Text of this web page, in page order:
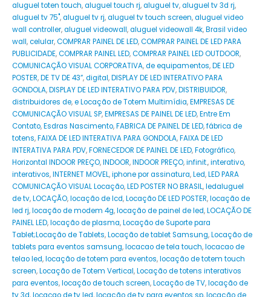
aluguel toten touch,aluguel touch rj,aluguel tv,aluguel tv 3d rj,
aluguel tv 75",aluguel tv rj,aluguel tv touch screen,aluguel video
wall controller,aluguel videowall,aluguel videowall 4k,Brasil video
wall,celular,COMPRAR PAINEL DE LED,COMPRAR PAINEL DE LED PARA
PUBLICIDADE,COMPRAR PAINEL LED,COMPRAR PAINEL LED OUTDOOR,
COMUNICAÇÃO VISUAL CORPORATIVA,de equipamentos,DE LED
POSTER,DE TV DE 43”,digital,DISPLAY DE LED INTERATIVO PARA
GONDOLA,DISPLAY DE LED INTERATIVO PARA PDV,DISTRIBUIDOR,
distribuidores de,e Locação de Totem Multimídia,EMPRESAS DE
COMUNICAÇÃO VISUAL SP,EMPRESAS DE PAINEL DE LED,Entre Em
Contato,Esdras Nascimento,FABRICA DE PAINEL DE LED,fábrica de
totens,FAIXA DE LED INTERATIVA PARA GONDOLA,FAIXA DE LED
INTERATIVA PARA PDV,FORNECEDOR DE PAINEL DE LED,Fotográfico,
Horizontal INDOOR PREÇO,INDOOR,INDOOR PREÇO,infinit.,interativo,
interativos,INTERNET MOVEL,iphone por assinatura,Led,LED PARA
COMUNICAÇÃO VISUAL Locação,LED POSTER NO BRASIL,ledaluguel
de tv,LOCAÇÃO,locação de lcd,Locação DE LED POSTER,locação de
led rj,locação de modem 4g,locação de painel de led,LOCAÇÃO DE
PAINEL LED,locação de plasma,Locação de Suporte para
Tablet;Locação de Tablets,Locação de tablet Samsung,Locação de
tablets para eventos samsung,locacao de tela touch,locacao de
telao led,locação de totem para eventos,locação de totem touch
screen,Locação de Totem Vertical,Locação de totens interativos
para eventos,locação de touch screen,Locação de TV,locação de